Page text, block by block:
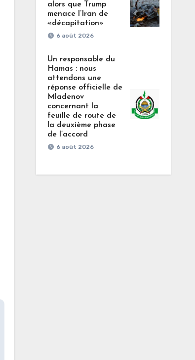
alors que Trump
menace l’Iran de
«décapitation»
6 août 2026
Un responsable du
Hamas : nous
attendons une
réponse officielle de
Mladenov
concernant la
feuille de route de
la deuxième phase
de l’accord
6 août 2026